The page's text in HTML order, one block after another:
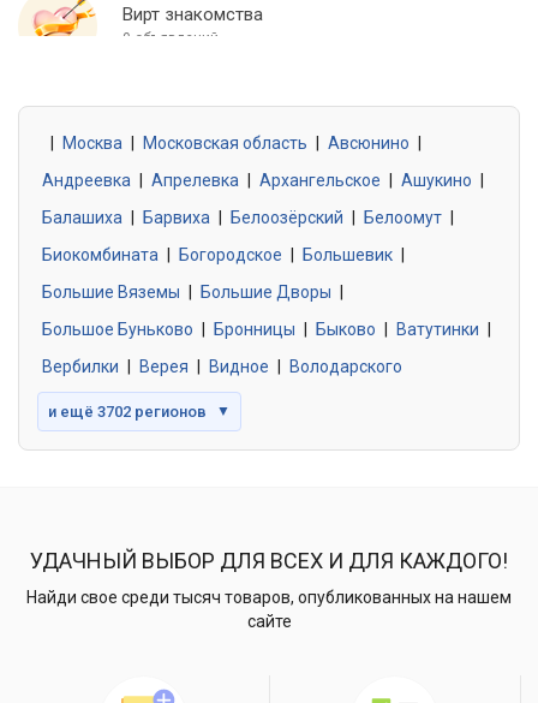
Вирт знакомства
0 объявлений
0 объявлений
Знакомства без обязательств
0 объявлений
Москва Московская область Авсюнино
Андреевка
Апрелевка Архангельское Ашукино
Балашиха
Барвиха Белоозёрский Белоомут
Биокомбината
Богородское Большевик
Большие Вяземы
Большие Дворы
Большое Буньково
Бронницы Быково Ватутинки
Вербилки
Верея Видное Володарского
и ещё 3702 регионов ▼
УДАЧНЫЙ ВЫБОР ДЛЯ ВСЕХ И ДЛЯ КАЖДОГО!
Найди свое среди тысяч товаров, опубликованных на нашем
сайте